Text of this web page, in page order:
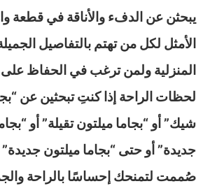
يبحثن عن الدفء والأناقة في قطعة
الأمثل لكل من تهتم بالتفاصيل
المنزلية ولمن ترغب في الحفاظ على
لحظات الراحة إذا كنتِ تبحثين عن
شيك” أو “بجاما ميلتون تقيلة” أو
جديدة” أو حتى “بجاما ميلتون
صُممت لتمنحك إحساسًا بالراحة